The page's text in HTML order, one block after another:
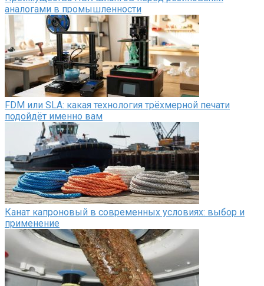
аналогами в промышленности
FDM или SLA: какая технология трёхмерной печати
подойдёт именно вам
Канат капроновый в современных условиях: выбор и
применение